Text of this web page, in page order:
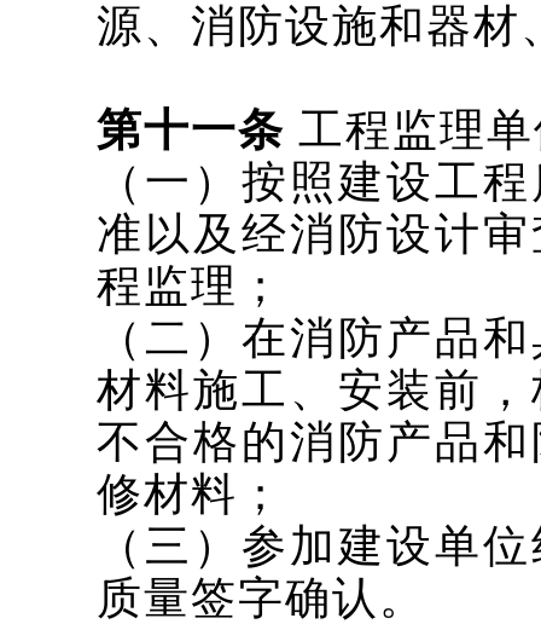
源、消防设施和器材
第十一条 工程监理
（一）按照建设工
准以及经消防设计
程监理；
（二）在消防产品
材料施工、安装前
不合格的消防产品
修材料；
（三）参加建设单
质量签字确认。